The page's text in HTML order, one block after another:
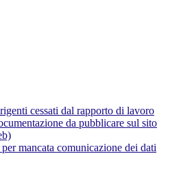
cessati dal rapporto di lavoro
da pubblicare sul sito
mancata comunicazione dei dati